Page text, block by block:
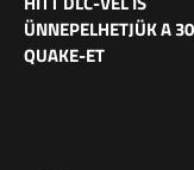
ÜNNEPELHETJÜK A
QUAKE-ET